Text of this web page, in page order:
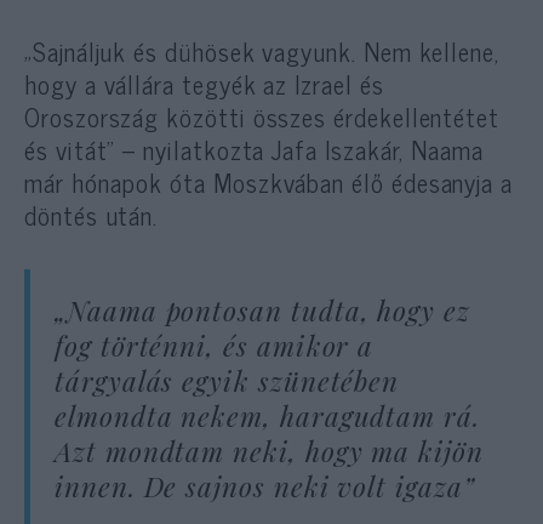
„Sajnáljuk és dühösek vagyunk. Nem kellene,
hogy a vállára tegyék az Izrael és
Oroszország közötti összes érdekellentétet
és vitát” – nyilatkozta Jafa Iszakár, Naama
már hónapok óta Moszkvában élő édesanyja a
döntés után.
„Naama pontosan tudta, hogy ez
fog történni, és amikor a
tárgyalás egyik szünetében
elmondta nekem, haragudtam rá.
Azt mondtam neki, hogy ma kijön
innen. De sajnos neki volt igaza”